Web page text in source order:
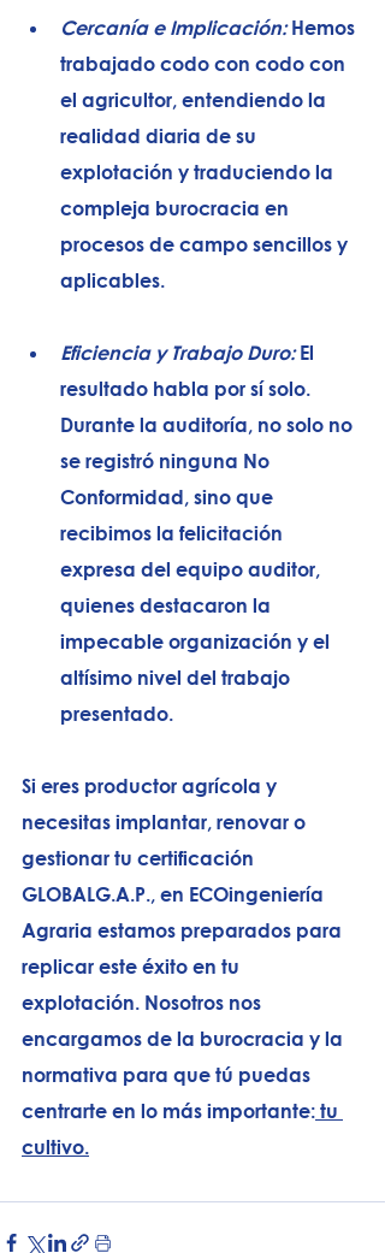
Cercanía e Implicación: Hemos
trabajado codo con codo con
el agricultor, entendiendo la
realidad diaria de su
explotación y traduciendo la
compleja burocracia en
procesos de campo sencillos y
aplicables.
Eficiencia y Trabajo Duro: El
resultado habla por sí solo.
Durante la auditoría, no solo no
se registró ninguna No
Conformidad, sino que
recibimos la felicitación
expresa del equipo auditor,
quienes destacaron la
impecable organización y el
altísimo nivel del trabajo
presentado.
Si eres productor agrícola y
necesitas implantar, renovar o
gestionar tu certificación
GLOBALG.A.P., en ECOingeniería
Agraria estamos preparados para
replicar este éxito en tu
explotación. Nosotros nos
encargamos de la burocracia y la
normativa para que tú puedas
centrarte en lo más importante: tu
cultivo.